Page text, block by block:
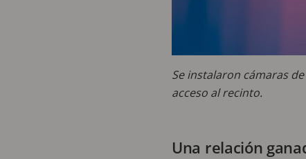
Se instalaron cámaras
acceso al recinto.
Una relación